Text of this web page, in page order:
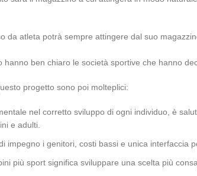
da atleta potrà sempre attingere dal suo
ben chiaro le società sportive che hanno
progetto sono poi molteplici:
nel corretto sviluppo di ogni individuo, è
e adulti.
impegno i genitori, costi bassi e unica interfaccia
più sport significa sviluppare una scelta più